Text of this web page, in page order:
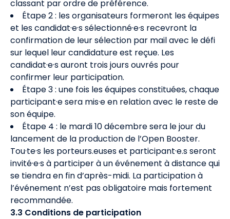
classant par ordre de préférence.
Étape 2 : les organisateurs formeront les équipes
et les candidat·e·s sélectionné·e·s recevront la
confirmation de leur sélection par mail avec le défi
sur lequel leur candidature est reçue. Les
candidat·e·s auront trois jours ouvrés pour
confirmer leur participation.
Étape 3 : une fois les équipes constituées, chaque
participant·e sera mis·e en relation avec le reste de
son équipe.
Étape 4 : le mardi 10 décembre sera le jour du
lancement de la production de l’Open Booster.
Tou·te·s les porteurs.euses et participant·e.s seront
invité·e·s à participer à un événement à distance qui
se tiendra en fin d’après-midi. La participation à
l’événement n’est pas obligatoire mais fortement
recommandée.
3.3 Conditions de participation